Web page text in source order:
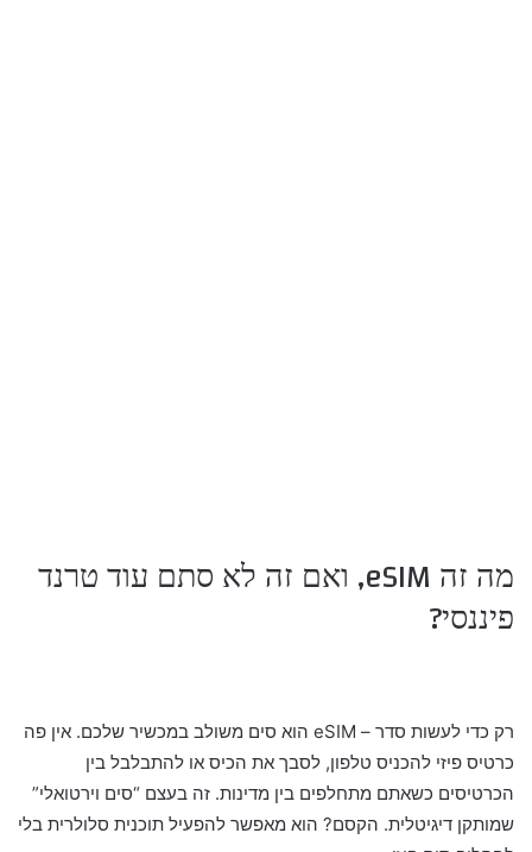
מה זה eSIM, ואם זה לא סתם עוד טרנד
פיננסי?
רק כדי לעשות סדר – eSIM הוא סים משולב במכשיר שלכם. אין פה
כרטיס פיזי להכניס טלפון, לסבך את הכיס או להתבלבל בין
הכרטיסים כשאתם מתחלפים בין מדינות. זה בעצם “סים וירטואלי”
שמותקן דיגיטלית. הקסם? הוא מאפשר להפעיל תוכנית סלולרית בלי